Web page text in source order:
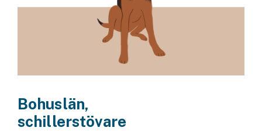
Se alla försäkringar
Bohuslän,
schillerstövare